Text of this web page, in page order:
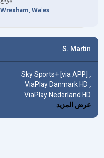
Wrexham, Wales
S. Martin
Sky Sports+ [via APP] ,
ViaPlay Danmark HD ,
ViaPlay Nederland HD
عرض المزيد